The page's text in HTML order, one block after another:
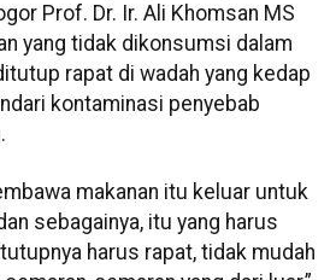
Prof. Dr. Ir. Ali Khomsan MS
yang tidak dikonsumsi dalam
rapat di wadah yang kedap
kontaminasi penyebab
makanan itu keluar untuk
sebagainya, itu yang harus
harus rapat, tidak mudah